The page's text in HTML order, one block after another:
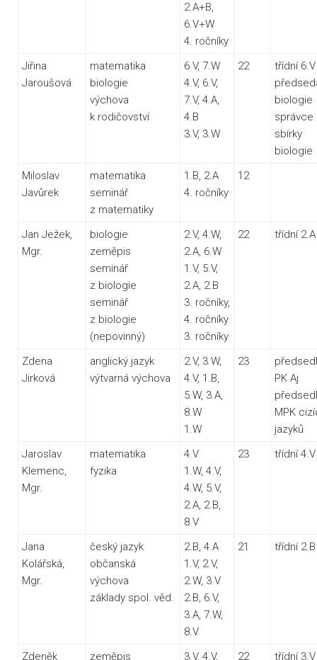
2.A+B,
6.V+W
4. ročníky
Jiřina
Jaroušová
matematika
biologie
výchova
k rodičovství
6.V, 7.W
4.V, 6.V,
7.V, 4.A,
4.B
3.V, 3.W
22
třídní 6.V
biologie
správce
sbírky
biologie
Miloslav
Javůrek
matematika
seminář
z matematiky
1.B, 2.A
4. ročníky
12
Jan Ježek,
Mgr.
biologie
zeměpis
seminář
z biologie
seminář
z biologie
(nepovinný)
2.V, 4.W,
2.A, 6.W
1.V, 5.V,
2.A, 2.B
3. ročníky,
4. ročníky
3. ročníky
22 třídní 2.A
Zdena
Jirková
anglický jazyk
výtvarná výchova
2.V, 3.W,
4.V, 1.B,
5.W, 3.A,
8.W
1.W
23
PK Aj
MPK
jazyků
Jaroslav
Klemenc,
Mgr.
matematika
fyzika
4.V
1.W, 4.V,
4.W, 5.V,
2.A, 2.B,
8.V
23 třídní 4.V
Jana
Kolářská,
Mgr.
český jazyk
občanská
výchova
základy spol. věd.
2.B, 4.A
1.V, 2.V,
2.W, 3.V
2.B, 6.V,
3.A, 7.W,
8.V
21 třídní 2.B
Zdeněk zeměpis 3.V, 4.V, 22 třídní 3.V